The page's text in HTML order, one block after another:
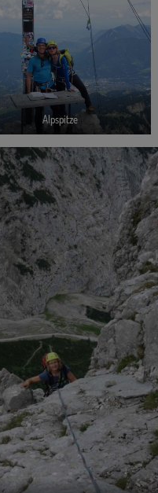
Alpspitze